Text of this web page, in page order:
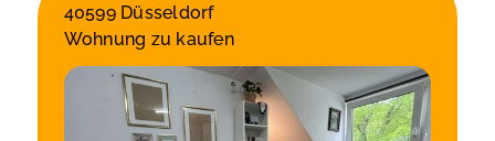
40599 Düsseldorf
Wohnung zu kaufen